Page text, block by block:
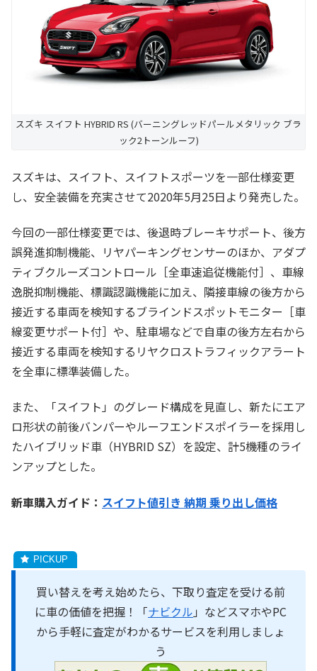
スズキ スイフト HYBRID RS (バーニングレッドパールメタリック ブラ
ック2トーンルーフ)
スズキは、スイフト、スイフトスポーツを一部仕様変更
し、安全装備を充実させて2020年5月25日より発売した。
今回の一部仕様変更では、後退時ブレーキサポート、後方
誤発進抑制機能、リヤパーキングセンサーのほか、アダプ
ティブクルーズコントロール［全車速追従機能付］、車線
逸脱抑制機能、標識認識機能に加え、隣接車線の後方から
接近する車両を検知するブラインドスポットモニター［車
線変更サポート付］や、駐車場などで自車の後方左右から
接近する車両を検知するリヤクロストラフィックアラート
を全車に標準装備した。
また、「スイフト」のグレード構成を見直し、新たにエア
ロ形状の前後バンパーやルーフエンドスポイラーを採用し
たハイブリッド車（HYBRID SZ）を設定、計5機種のライ
ンアップとした。
新車購入ガイド： スイフト値引き 納期 乗り出し価格
買い替えを考え始めたら、下取り査定を受ける前
に車の価値を把握！「ナビクル 」などスマホやPC
から手軽に査定がわかるサービスを利用しましょ
う